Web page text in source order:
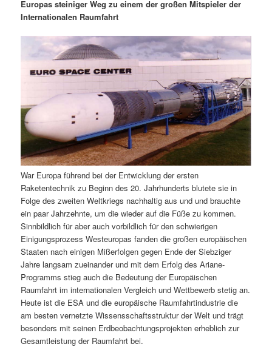
e
n
I
n
h
a
l
t
s
p
r
ä
r
e
n
I
n
h
a
l
t
s
n
a
o
n
Europas steiniger Weg zu einem der großen Mitspieler der
Internationalen Raumfahrt
War Europa führend bei der Entwicklung der ersten
Raketentechnik zu Beginn des 20. Jahrhunderts blutete sie in
Folge des zweiten Weltkriegs nachhaltig aus und und brauchte
ein paar Jahrzehnte, um die wieder auf die Füße zu kommen.
Sinnbildlich für aber auch vorbildlich für den schwierigen
Einigungsprozess Westeuropas fanden die großen europäischen
Staaten nach einigen Mißerfolgen gegen Ende der Siebziger
Jahre langsam zueinander und mit dem Erfolg des Ariane-
Programms stieg auch die Bedeutung der Europäischen
Raumfahrt im internationalen Vergleich und Wettbewerb stetig an.
Heute ist die ESA und die europäische Raumfahrtindustrie die
am besten vernetzte Wissensschaftsstruktur der Welt und trägt
besonders mit seinen Erdbeobachtungsprojekten erheblich zur
Gesamtleistung der Raumfahrt bei.